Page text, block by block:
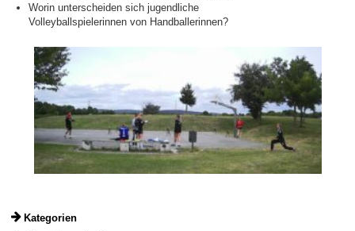
Worin unterscheiden sich jugendliche
Volleyballspielerinnen von Handballerinnen?
Kategorien